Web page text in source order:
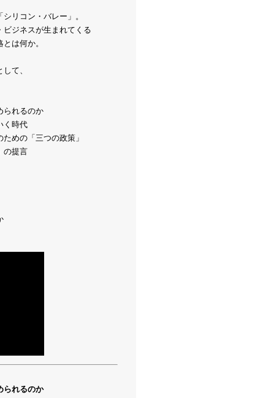
リコン・バレー」。
ジネスが生まれてくる
は何か。
て、
れるのか
時代
めの「三つの政策」
提言
れるのか